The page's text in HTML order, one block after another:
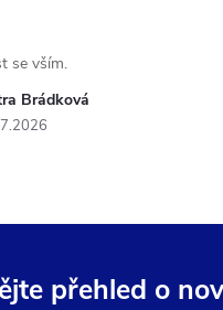
Brádková
se vším.
přehled o